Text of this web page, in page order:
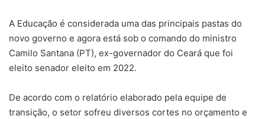
A Educação é considerada uma das principais pastas do
novo governo e agora está sob o comando do ministro
Camilo Santana (PT), ex-governador do Ceará que foi
eleito senador eleito em 2022.
De acordo com o relatório elaborado pela equipe de
transição, o setor sofreu diversos cortes no orçamento e